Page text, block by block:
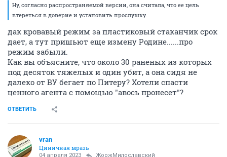
Ну, согласно распространяемой версии, она считала, что ее цель
втереться в доверие и установить прослушку.
дак кровавый режим за пластиковый стаканчик срок
дает, а тут пришьют еще измену Родине......про
режим забыли.
Как вы объясните, что около 30 раненых из которых
под десяток тяжелых и один убит, а она сидя не
далеко от ВУ бегает по Питеру? Хотели спасти
ценного агента с помощью "авось пронесет"?
ОТВЕТИТЬ
vran
Циничная мразь
04 апреля 2023 ЖоржМилославский